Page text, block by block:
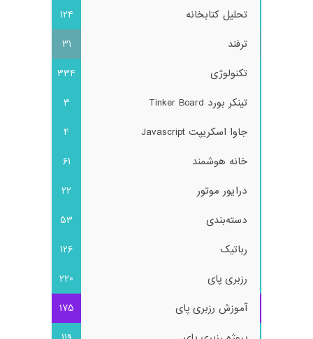
تحلیل کتابخانه
124
ترفند
31
تکنولوژی
334
تینکر بورد Tinker Board
3
جاوا اسکریپت Javascript
4
خانه هوشمند
61
درایور موتور
22
دسته‌بندی
53
رباتیک
126
رزبری پای
220
آموزش رزبری پای
175